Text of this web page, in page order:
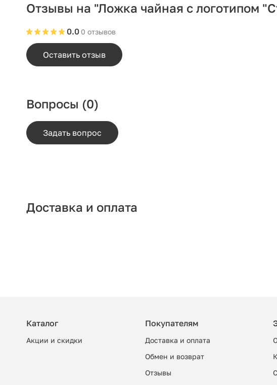
Отзывы на "Ложка чайная с логотипом
0 отзывов
0.0
Оставить отзыв
Вопросы (0)
Задать вопрос
Доставка и оплата
Каталог
Акции и скидки
Покупателям
Доставка и оплата
Обмен и возврат
Отзывы